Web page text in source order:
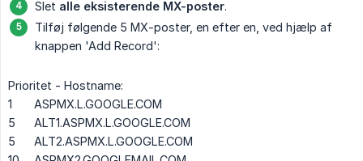
Slet alle eksisterende MX-poster.
Tilføj følgende 5 MX-poster, en efter en, ved hjælp af
knappen 'Add Record':
Prioritet - Hostname:
1
ASPMX.L.GOOGLE.COM
5
ALT1.ASPMX.L.GOOGLE.COM
5
ALT2.ASPMX.L.GOOGLE.COM